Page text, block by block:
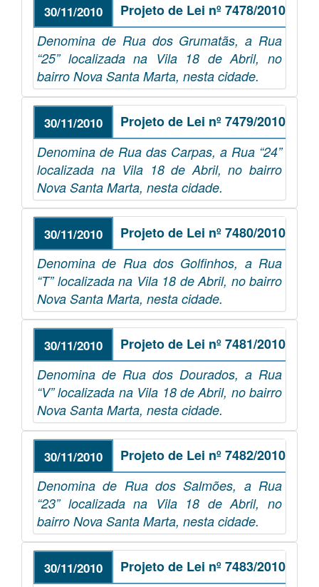
30/11/2010 Projeto de Lei nº 7478/2010
Denomina de Rua dos Grumatãs, a Rua
“25” localizada na Vila 18 de Abril, no
bairro Nova Santa Marta, nesta cidade.
30/11/2010 Projeto de Lei nº 7479/2010
Denomina de Rua das Carpas, a Rua “24”
localizada na Vila 18 de Abril, no bairro
Nova Santa Marta, nesta cidade.
30/11/2010 Projeto de Lei nº 7480/2010
Denomina de Rua dos Golfinhos, a Rua
“T” localizada na Vila 18 de Abril, no bairro
Nova Santa Marta, nesta cidade.
30/11/2010 Projeto de Lei nº 7481/2010
Denomina de Rua dos Dourados, a Rua
“V” localizada na Vila 18 de Abril, no bairro
Nova Santa Marta, nesta cidade.
30/11/2010 Projeto de Lei nº 7482/2010
Denomina de Rua dos Salmões, a Rua
“23” localizada na Vila 18 de Abril, no
bairro Nova Santa Marta, nesta cidade.
30/11/2010 Projeto de Lei nº 7483/2010